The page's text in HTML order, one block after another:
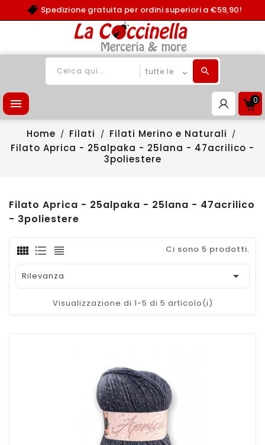
Spedizione gratuita per ordini superiori a €59,90!
 0
Home Filati
Filati Merino e Naturali
Filato Aprica - 25alpaka - 25lana - 47acrilico -
3poliestere
Filato Aprica - 25alpaka - 25lana - 47acrilico
- 3poliestere
Ci sono 5 prodotti.
Rilevanza 
Visualizzazione di 1-5 di 5 articolo(i)